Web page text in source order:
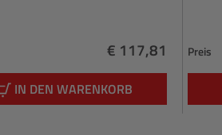
Regulärer Preis:
€ 117,81
IN DEN WARENKORB
Preis